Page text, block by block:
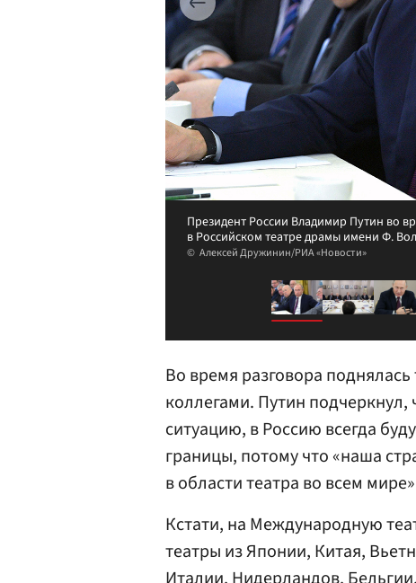
Президент России Владимир Путин во
в Российском театре драмы имени Ф.
Алексей Дружинин/РИА «Новости»
Во время разговора
коллегами. Путин
ситуацию, в Россию всегда
границы, потому что «наша
в области театра во всем
Кстати, на Международную
театры из Японии, Китая,